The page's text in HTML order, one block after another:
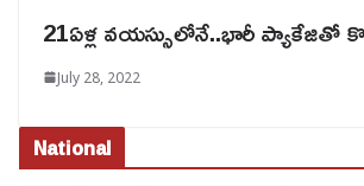
21ఏళ్ల వయస్సులోనే..భారీ ప్యాకేజితో
July 28, 2022
National